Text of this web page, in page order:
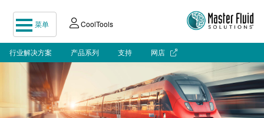
菜单 CoolTools
行业解决方案 产品系列 支持 网店